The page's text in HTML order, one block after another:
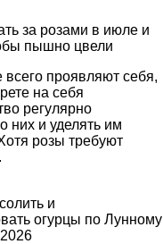
за розами в июле и
пышно цвели
проявляют себя,
на себя
регулярно
них и уделять им
розы требуют
и
огурцы по Лунному